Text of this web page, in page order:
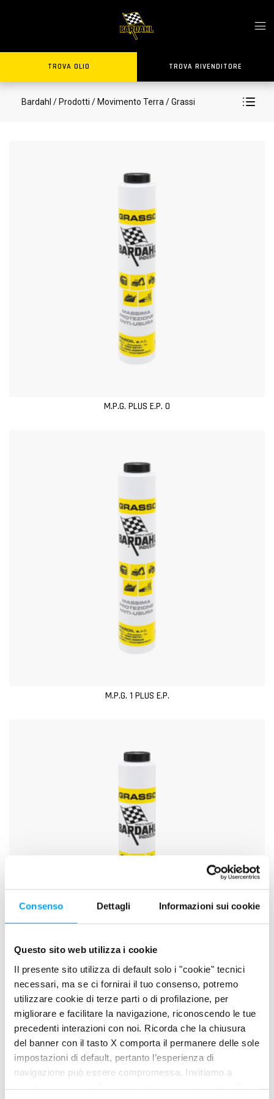
Consenso Dettagli Informazioni sui cookie
Questo sito web utilizza i cookie
Il presente sito utilizza di default solo i "cookie" tecnici
necessari, ma se ci fornirai il tuo consenso, potremo
utilizzare cookie di terze parti o di profilazione, per
migliorare e facilitare la navigazione, riconoscendo le tue
precedenti interazioni con noi. Ricorda che la chiusura
del banner con il tasto X comporta il permanere delle sole
impostazioni di default, pertanto l’esperienza di
navigazione può essere compromessa. Invitiamo a
TROVA OLIO TROVA RIVENDITORE
Bardahl / Prodotti / Movimento Terra / Grassi
M.P.G. PLUS E.P. 0
M.P.G. 1 PLUS E.P.
M.P.G. 2